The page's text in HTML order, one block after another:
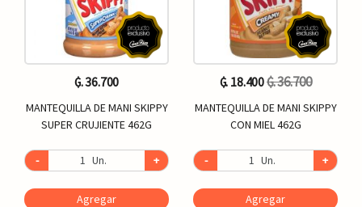
₲. 36.700
MANTEQUILLA DE MANI SKIPPY
SUPER CRUJIENTE 462G
- Un. +
Agregar
₲. 18.400₲. 36.700
MANTEQUILLA DE MANI SKIPPY
CON MIEL 462G
- Un. +
Agregar